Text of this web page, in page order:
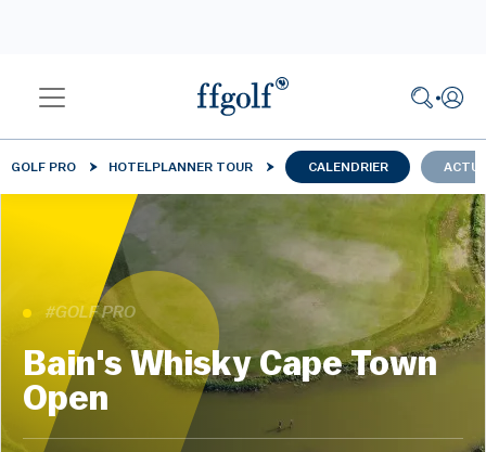
GOLF PRO HOTELPLANNER TOUR CALENDRIER
#GOLF PRO
Bain's Whisky Cape Town
Open